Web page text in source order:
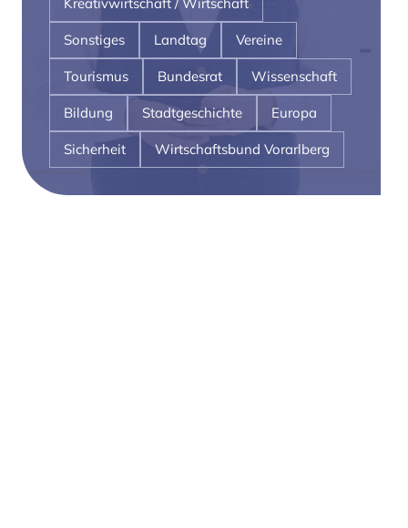
Sonstiges Landtag Vereine
Tourismus Bundesrat Wissenschaft
Bildung Stadtgeschichte Europa
Sicherheit Wirtschaftsbund Vorarlberg